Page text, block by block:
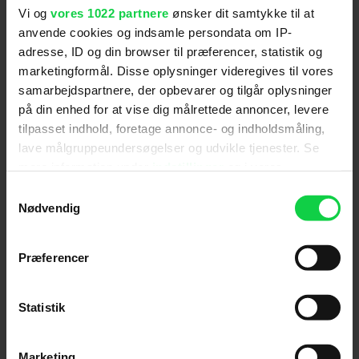
Vi og vores 1022 partnere ønsker dit samtykke til at
anvende cookies og indsamle persondata om IP-
adresse, ID og din browser til præferencer, statistik og
marketingformål. Disse oplysninger videregives til vores
samarbejdspartnere, der opbevarer og tilgår oplysninger
på din enhed for at vise dig målrettede annoncer, levere
tilpasset indhold, foretage annonce- og indholdsmåling,
lave målgruppeundersøgelser og udvikle tjenester. Se
tilbage eller ændre indstillinger fra vores
"Cookiedeklaration", eller ved at trykke på "Privacy
Indsamle præcise oplysninger om din placering,
Identificere din enhed baseret på en scanning af
Nødvendig
Præferencer
Statistik
Ny Spider-Man-film imponerer
danske anmeldere: "Jeg
kapitulerer fuldstændig"